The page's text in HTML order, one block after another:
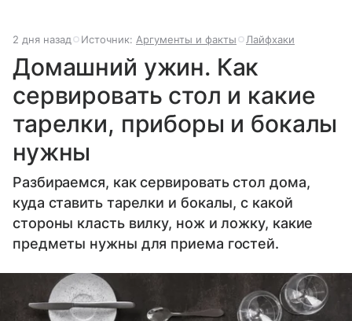
2 дня назад Источник: Аргументы и факты Лайфхаки
Домашний ужин. Как
сервировать стол и какие
тарелки, приборы и бокалы
нужны
Разбираемся, как сервировать стол дома,
куда ставить тарелки и бокалы, с какой
стороны класть вилку, нож и ложку, какие
предметы нужны для приема гостей.